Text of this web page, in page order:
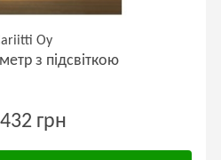
Oy
з підсвіткою
грн